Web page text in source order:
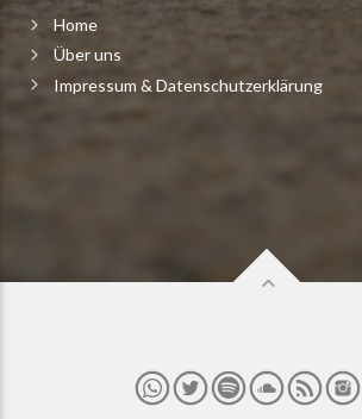
Home
Über uns
Impressum & Datenschutzerklärung